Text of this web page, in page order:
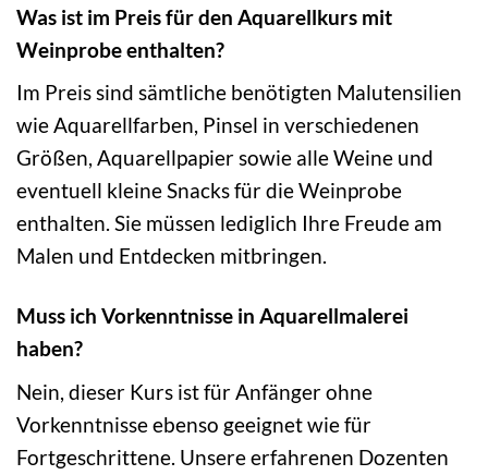
Was ist im Preis für den Aquarellkurs mit
Weinprobe enthalten?
Im Preis sind sämtliche benötigten Malutensilien
wie Aquarellfarben, Pinsel in verschiedenen
Größen, Aquarellpapier sowie alle Weine und
eventuell kleine Snacks für die Weinprobe
enthalten. Sie müssen lediglich Ihre Freude am
Malen und Entdecken mitbringen.
Muss ich Vorkenntnisse in Aquarellmalerei
haben?
Nein, dieser Kurs ist für Anfänger ohne
Vorkenntnisse ebenso geeignet wie für
Fortgeschrittene. Unsere erfahrenen Dozenten